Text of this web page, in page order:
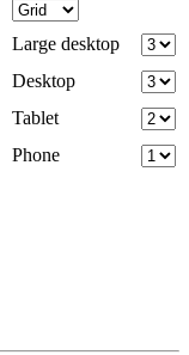
Large desktop
Desktop
Tablet
Phone